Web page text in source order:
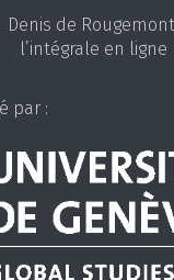
Denis de
l’intégrale en ligne
par :